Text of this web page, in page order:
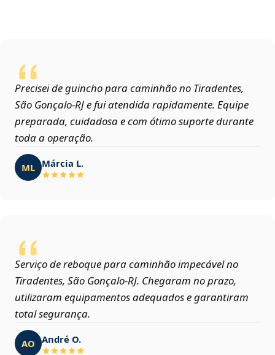
Precisei de guincho para caminhão no Tiradentes,
São Gonçalo‑RJ e fui atendida rapidamente. Equipe
preparada, cuidadosa e com ótimo suporte durante
toda a operação.
ML Márcia L.
Serviço de reboque para caminhão impecável no
Tiradentes, São Gonçalo‑RJ. Chegaram no prazo,
utilizaram equipamentos adequados e garantiram
total segurança.
AO André O.